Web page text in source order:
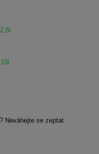
Neváhejte se zeptat